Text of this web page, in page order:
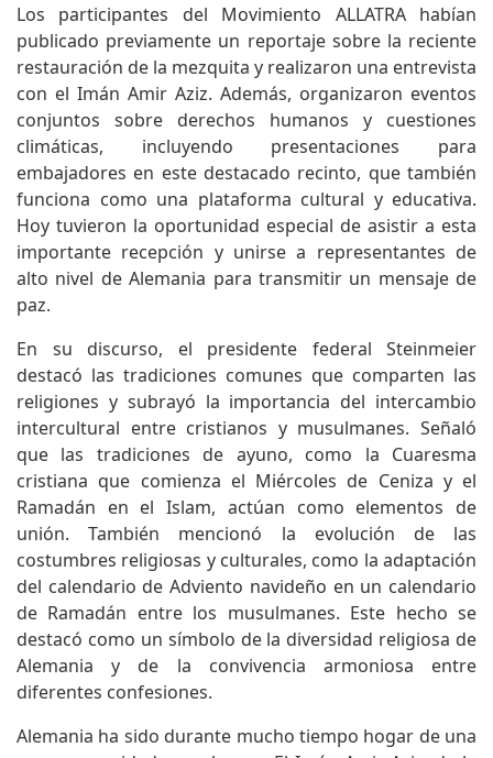
Los participantes del Movimiento ALLATRA habían
publicado previamente un reportaje sobre la reciente
restauración de la mezquita y realizaron una entrevista
con el Imán Amir Aziz. Además, organizaron eventos
conjuntos sobre derechos humanos y cuestiones
climáticas, incluyendo presentaciones para
embajadores en este destacado recinto, que también
funciona como una plataforma cultural y educativa.
Hoy tuvieron la oportunidad especial de asistir a esta
importante recepción y unirse a representantes de
alto nivel de Alemania para transmitir un mensaje de
paz.
En su discurso, el presidente federal Steinmeier
destacó las tradiciones comunes que comparten las
religiones y subrayó la importancia del intercambio
intercultural entre cristianos y musulmanes. Señaló
que las tradiciones de ayuno, como la Cuaresma
cristiana que comienza el Miércoles de Ceniza y el
Ramadán en el Islam, actúan como elementos de
unión. También mencionó la evolución de las
costumbres religiosas y culturales, como la adaptación
del calendario de Adviento navideño en un calendario
de Ramadán entre los musulmanes. Este hecho se
destacó como un símbolo de la diversidad religiosa de
Alemania y de la convivencia armoniosa entre
diferentes confesiones.
Alemania ha sido durante mucho tiempo hogar de una